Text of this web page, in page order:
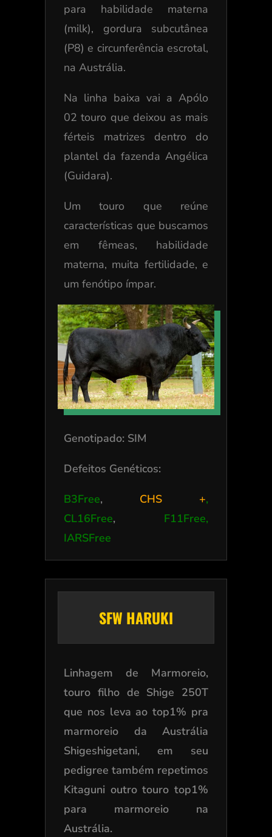
para habilidade materna
(milk), gordura subcutânea
(P8) e circunferência escrotal,
na Austrália.
Na linha baixa vai a Apólo
02 touro que deixou as mais
férteis matrizes dentro do
plantel da fazenda Angélica
(Guidara).
Um touro que reúne
características que buscamos
em fêmeas, habilidade
materna, muita fertilidade, e
um fenótipo ímpar.
Genotipado: SIM
Defeitos Genéticos:
B3Free, CHS +,
CL16Free, F11Free,
IARSFree
SFW HARUKI
Linhagem de Marmoreio,
touro filho de Shige 250T
que nos leva ao top1% pra
marmoreio da Austrália
Shigeshigetani, em seu
pedigree também repetimos
Kitaguni outro touro top1%
para marmoreio na
Austrália.